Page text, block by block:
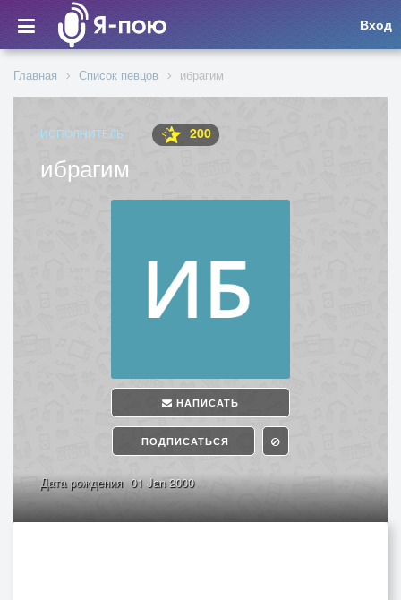
Вход
Главная Список певцов ибрагим
ИСПОЛНИТЕЛЬ 200
ибрагим
НАПИСАТЬ
ПОДПИСАТЬСЯ
Дата рождения 01 Jan 2000